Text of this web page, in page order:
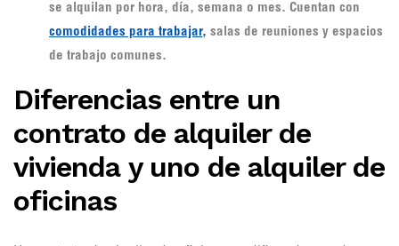
se alquilan por hora, día, semana o mes. Cuentan con
comodidades para trabajar, salas de reuniones y espacios
de trabajo comunes.
Diferencias entre un
contrato de alquiler de
vivienda y uno de alquiler de
oficinas